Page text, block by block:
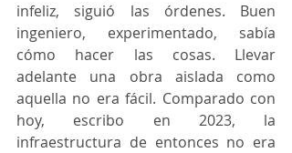
infeliz, siguió las órdenes. Buen
ingeniero, experimentado, sabía
cómo hacer las cosas. Llevar
adelante una obra aislada como
aquella no era fácil. Comparado con
hoy, escribo en 2023, la
infraestructura de entonces no era